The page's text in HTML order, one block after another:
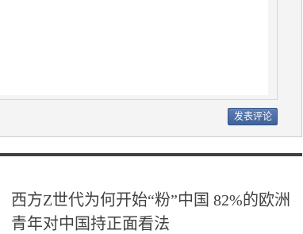
西方Z世代为何开始“粉”中国 82%的欧洲
青年对中国持正面看法